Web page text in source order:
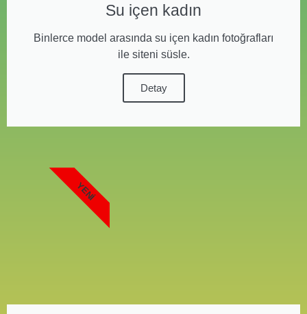
Su içen kadın
Binlerce model arasında su içen kadın fotoğrafları
ile siteni süsle.
Detay
YENI